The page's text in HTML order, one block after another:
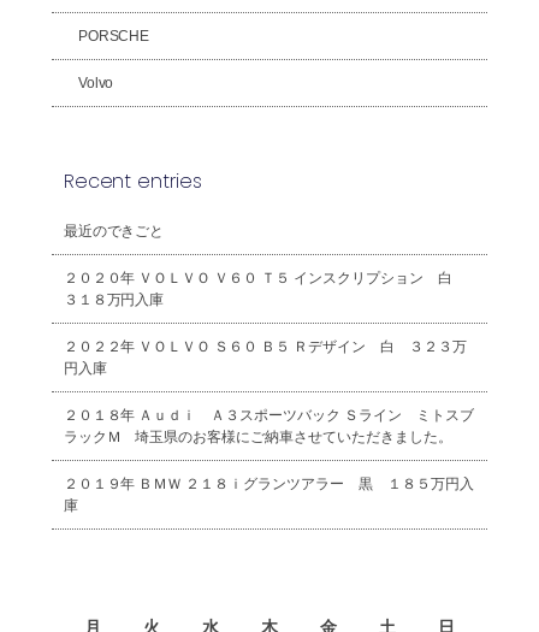
PORSCHE
Volvo
Recent entries
最近のできごと
２０２０年 ＶＯＬＶＯ Ｖ６０ Ｔ５ インスクリプション 白
３１８万円入庫
２０２２年 ＶＯＬＶＯ Ｓ６０ Ｂ５ Ｒデザイン 白 ３２３万
円入庫
２０１８年 Ａｕｄｉ Ａ３スポーツバック Ｓライン ミトスブ
ラックＭ 埼玉県のお客様にご納車させていただきました。
２０１９年 ＢＭＷ ２１８ｉグランツアラー 黒 １８５万円入
庫
月 火 水 木 金 土 日